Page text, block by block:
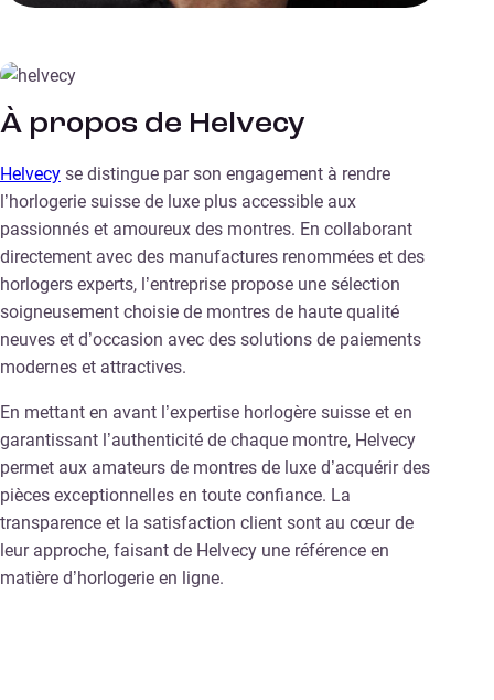
À propos de Helvecy
Helvecy se distingue par son engagement à rendre
l’horlogerie suisse de luxe plus accessible aux
passionnés et amoureux des montres. En collaborant
directement avec des manufactures renommées et des
horlogers experts, l’entreprise propose une sélection
soigneusement choisie de montres de haute qualité
neuves et d’occasion avec des solutions de paiements
modernes et attractives.
En mettant en avant l’expertise horlogère suisse et en
garantissant l’authenticité de chaque montre, Helvecy
permet aux amateurs de montres de luxe d’acquérir des
pièces exceptionnelles en toute confiance. La
transparence et la satisfaction client sont au cœur de
leur approche, faisant de Helvecy une référence en
matière d’horlogerie en ligne.